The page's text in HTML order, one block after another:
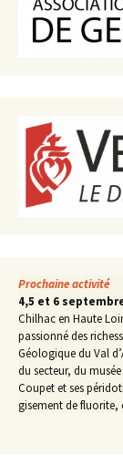
Prochaine activité
4,5 et 6
Chilhac en Haute
passionné des
Géologique du Val
du secteur, du
Coupet et ses
gisement de